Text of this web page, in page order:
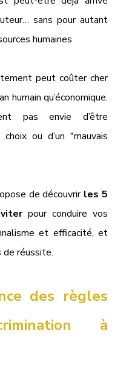
sans pour autant
humaines
peut coûter cher
humain qu’économique.
pas envie d’être
ou d’un "mauvais
de découvrir les 5
pour conduire vos
et efficacité, et
de réussite.
des règles
à